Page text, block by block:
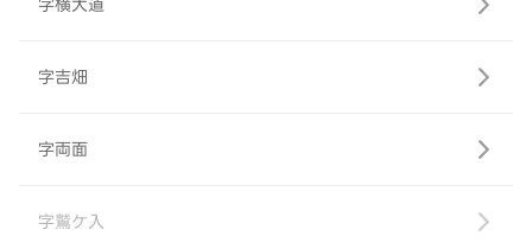
字吉畑
字両面
字鷲ケ入